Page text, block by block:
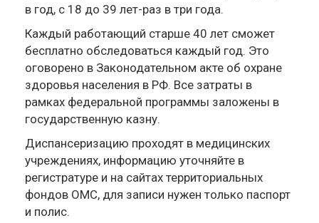
в год, с 18 до 39 лет-раз в три года.
Каждый работающий старше 40 лет сможет
бесплатно обследоваться каждый год. Это
оговорено в Законодательном акте об охране
здоровья населения в РФ. Все затраты в
рамках федеральной программы заложены в
государственную казну.
Диспансеризацию проходят в медицинских
учреждениях, информацию уточняйте в
регистратуре и на сайтах территориальных
фондов ОМС, для записи нужен только паспорт
и полис.